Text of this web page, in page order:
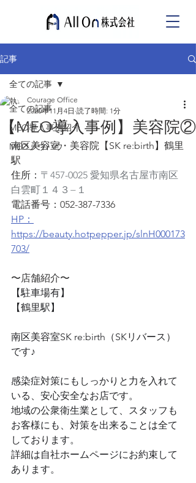
記事
全ての記事
MEO導入事例紹介
MEOノウハウ
全ての記事
【MEO導入事例】美容院②
Courage Office
2020年11月4日 読了時間: 1分
南区美容室・美容院【SK re:birth】鶴里
駅
住所： 〒457-0025 愛知県名古屋市南区
白雲町１４３−１
電話番号：052-387-7336
HP：
https://beauty.hotpepper.jp/slnH000173
703/
〜店舗紹介〜
【駐車場有】
【鶴里駅】
南区美容室SK re:birth（SKリバース）
です♪
感染症対策にもしっかりと力を入れて
いる、安心安全なお店です。
地域の公衆衛生業として、スタッフも
お客様にも、対策を出来ることは全て
しております。
詳細は自社ホームページにお約束して
あります。